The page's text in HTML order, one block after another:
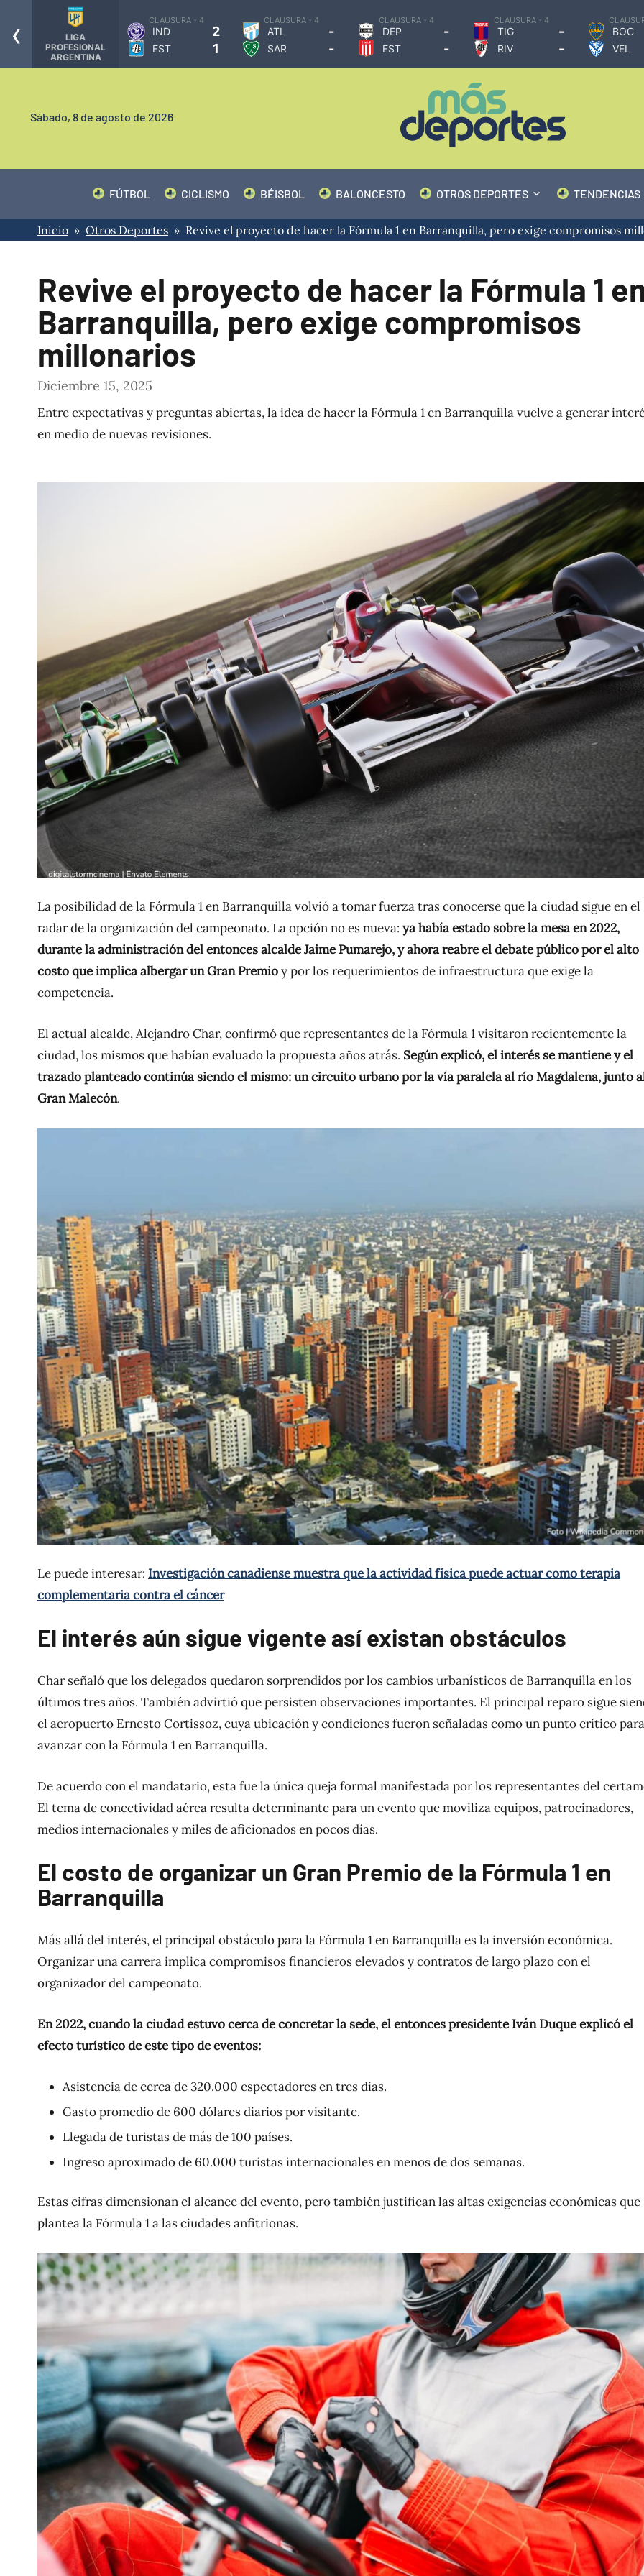
-
-
LIGA
PROFESIONAL
ARGENTINA
CLAUSURA - 4
IND 2
EST 1
CLAUSURA - 4
ATL -
SAR -
CLAUSURA - 4
DEP -
EST -
CLAUSURA - 4
TIG -
RIV -
BOC
VEL
‹
Sábado, 8 de agosto de 2026
FÚTBOL CICLISMO BÉISBOL BALONCESTO OTROS DEPORTES TENDENCIAS
Inicio » Otros Deportes » Revive el proyecto de hacer la Fórmula 1 en Barranquilla, pero exige compromisos
Revive el proyecto de hacer la Fórmula 1
Barranquilla, pero exige compromisos
millonarios
Diciembre 15, 2025
Entre expectativas y preguntas abiertas, la idea de hacer la Fórmula 1 en Barranquilla vuelve a generar
en medio de nuevas revisiones.
La posibilidad de la Fórmula 1 en Barranquilla volvió a tomar fuerza tras conocerse que la ciudad sigue en el
radar de la organización del campeonato. La opción no es nueva: ya había estado sobre la mesa en 2022,
durante la administración del entonces alcalde Jaime Pumarejo, y ahora reabre el debate público por el alto
costo que implica albergar un Gran Premioy por los requerimientos de infraestructura que exige la
competencia.
El actual alcalde, Alejandro Char, confirmó que representantes de la Fórmula 1 visitaron recientemente la
ciudad, los mismos que habían evaluado la propuesta años atrás. Según explicó, el interés se mantiene y el
trazado planteado continúa siendo el mismo: un circuito urbano por la vía paralela al río Magdalena, junto
Gran Malecón.
Le puede interesar: Investigación canadiense muestra que la actividad física puede actuar como terapia
complementaria contra el cáncer
El interés aún sigue vigente así existan obstáculos
Char señaló que los delegados quedaron sorprendidos por los cambios urbanísticos de Barranquilla en los
últimos tres años. También advirtió que persisten observaciones importantes. El principal reparo sigue
el aeropuerto Ernesto Cortissoz, cuya ubicación y condiciones fueron señaladas como un punto crítico para
avanzar con la Fórmula 1 en Barranquilla.
De acuerdo con el mandatario, esta fue la única queja formal manifestada por los representantes del
El tema de conectividad aérea resulta determinante para un evento que moviliza equipos, patrocinadores,
medios internacionales y miles de aficionados en pocos días.
El costo de organizar un Gran Premio de la Fórmula 1 en
Barranquilla
Más allá del interés, el principal obstáculo para la Fórmula 1 en Barranquilla es la inversión económica.
Organizar una carrera implica compromisos financieros elevados y contratos de largo plazo con el
organizador del campeonato.
En 2022, cuando la ciudad estuvo cerca de concretar la sede, el entonces presidente Iván Duque explicó el
efecto turístico de este tipo de eventos:
Asistencia de cerca de 320.000 espectadores en tres días.
Gasto promedio de 600 dólares diarios por visitante.
Llegada de turistas de más de 100 países.
Ingreso aproximado de 60.000 turistas internacionales en menos de dos semanas.
Estas cifras dimensionan el alcance del evento, pero también justifican las altas exigencias económicas que
plantea la Fórmula 1 a las ciudades anfitrionas.